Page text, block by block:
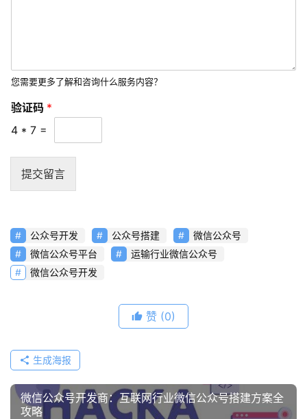
联
您需要更多了解和咨询什么服务内容？
验证码 *
4 * 7 =
提交留言
公众号开发 公众号搭建
微信公众号
微信公众号平台
运输行业微信公众号
微信公众号开发
赞 (0)
生成海报
微信公众号开发商：互联网行业微信公众号搭建方案全
攻略